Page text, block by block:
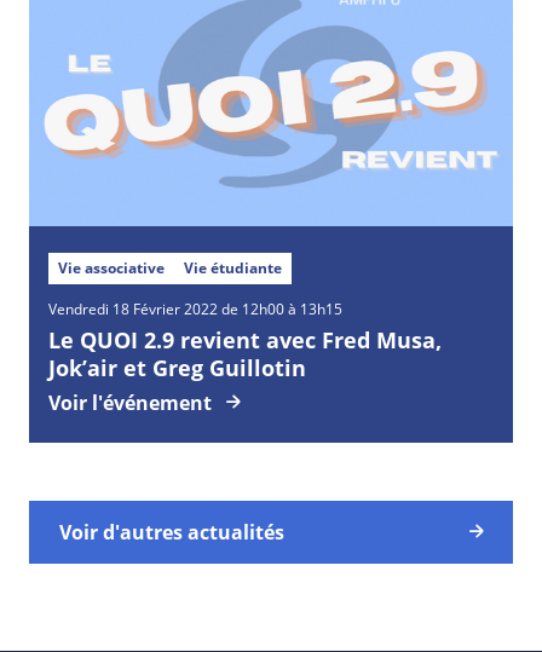
Vie associative Vie étudiante
Vendredi 18 Février 2022 de 12h00 à 13h15
Le QUOI 2.9 revient avec Fred Musa,
Jok’air et Greg Guillotin
Voir l'événement
Voir d'autres actualités